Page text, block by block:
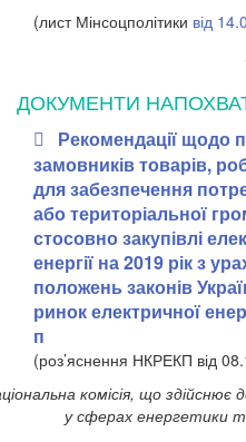
(лист Мінсоцполітики від
ДОКУМЕНТИ
Рекомендації щодо
замовників товарів,
для забезпечення
або територіальної
стосовно закупівлі
енергії на 2019 рік з
положень законів
ринок електричної
п
(роз’яснення НКРЕКП від
комісія, що
у сферах енергетики